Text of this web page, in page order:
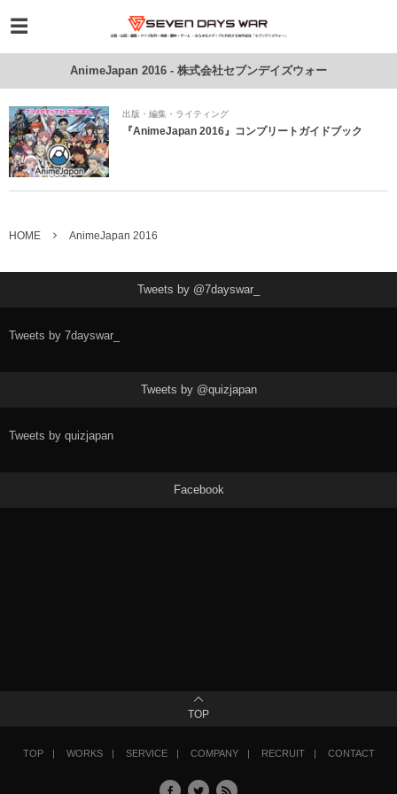
AnimeJapan 2016 - 株式会社セブンデイズウォー
出版・編集・ライティング
『AnimeJapan 2016』コンプリートガイドブック
HOME AnimeJapan 2016
Tweets by @7dayswar_
Tweets by 7dayswar_
Tweets by @quizjapan
Tweets by quizjapan
Facebook
TOP
TOP WORKS SERVICE COMPANY RECRUIT CONTACT